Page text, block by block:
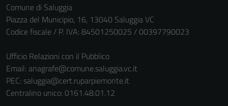
Comune di Saluggia
Piazza del Municipio, 16, 13040 Saluggia VC
Codice fiscale / P. IVA: 84501250025 / 00397790023
Ufficio Relazioni con il Pubblico
Email: anagrafe@comune.saluggia.vc.it
PEC: saluggia@cert.ruparpiemonte.it
Centralino unico: 0161.48.01.12
sono necessari
per il
possono